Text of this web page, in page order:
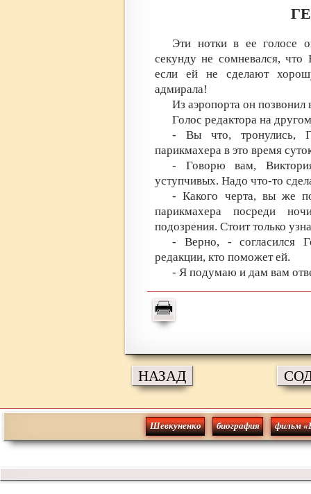
Эти нотки в ее голосе
секунду не сомневался, что
если ей не сделают
адмирала!
Из аэропорта он
Голос редактора на
- Вы что, тронулись,
парикмахера в это время
- Говорю вам,
уступчивых. Надо что-то
- Какого черта, вы же
парикмахера посреди
подозрения. Стоит только
- Верно, - согласился
редакции, кто поможет ей.
- Я подумаю и дам вам
НАЗАД
Шевкуненко биография фильм